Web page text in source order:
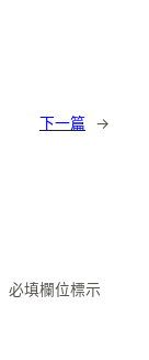
下一篇 →
必填欄位標示